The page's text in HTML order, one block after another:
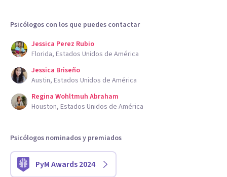
Psicólogos con los que puedes contactar
Jessica Perez Rubio
Florida, Estados Unidos de América
Jessica Briseño
Austin, Estados Unidos de América
Regina Wohltmuh Abraham
Houston, Estados Unidos de América
Psicólogos nominados y premiados
PyM Awards 2024